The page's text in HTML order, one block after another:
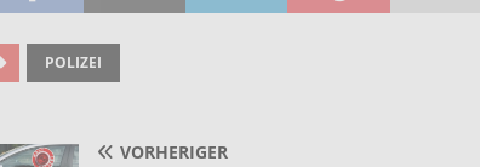
POLIZEI
VORHERIGER